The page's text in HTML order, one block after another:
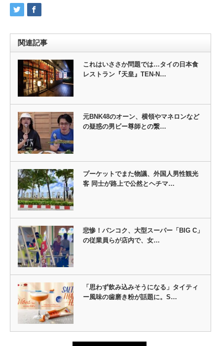
関連記事
これはいささか問題では…タイの日本食
レストラン『天皇』TEN-N…
元BNK48のオーン、横領やマネロンなど
の疑惑の男ビー尊師との繋…
プーケットでまた物議、外国人男性観光
客 同士が路上で公然とヘチマ…
悲惨！バンコク、大型スーパー「BIG C」
の従業員らが店内で、女…
「思わず飲み込みそうになる」タイティ
ー風味の歯磨き粉が話題に。S…